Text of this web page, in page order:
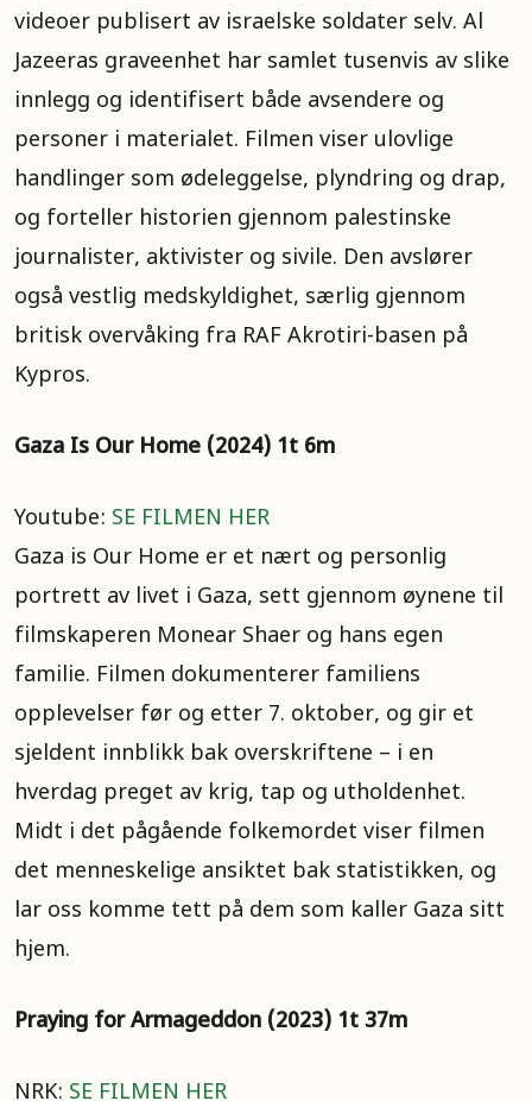
videoer publisert av israelske soldater selv. Al
Jazeeras graveenhet har samlet tusenvis av slike
innlegg og identifisert både avsendere og
personer i materialet. Filmen viser ulovlige
handlinger som ødeleggelse, plyndring og drap,
og forteller historien gjennom palestinske
journalister, aktivister og sivile. Den avslører
også vestlig medskyldighet, særlig gjennom
britisk overvåking fra RAF Akrotiri-basen på
Kypros.
Gaza Is Our Home (2024) 1t 6m
Youtube: SE FILMEN HER
Gaza is Our Home er et nært og personlig
portrett av livet i Gaza, sett gjennom øynene til
filmskaperen Monear Shaer og hans egen
familie. Filmen dokumenterer familiens
opplevelser før og etter 7. oktober, og gir et
sjeldent innblikk bak overskriftene – i en
hverdag preget av krig, tap og utholdenhet.
Midt i det pågående folkemordet viser filmen
det menneskelige ansiktet bak statistikken, og
lar oss komme tett på dem som kaller Gaza sitt
hjem.
Praying for Armageddon (2023) 1t 37m
NRK: SE FILMEN HER